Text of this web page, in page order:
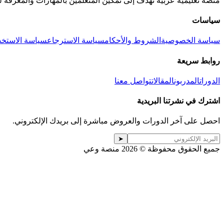
سياسات
سياسة الخصوصية الشروط والأحكامسياسة الاسترجاعسياسة
روابط سريعة
الدوراتالمدربونالمقالاتتواصل معنا
اشترك في نشرتنا البريدية
احصل على آخر الدورات والعروض مباشرة إلى بريدك الإلكتروني.
➤
جميع الحقوق محفوظة © 2026 منصة وعي